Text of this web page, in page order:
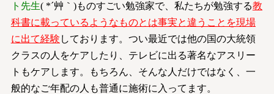
ト先生( *´艸｀)ものすごい勉強家で、私たちが勉強する教
科書に載っているようなものとは事実と違うことを現場
に出て経験 しております。つい最近では他の国の大統領
クラスの人をケアしたり、テレビに出る著名なアスリー
トもケアします。もちろん、そんな人だけではなく、一
般的なご年配の人も普通に施術に入ってます。